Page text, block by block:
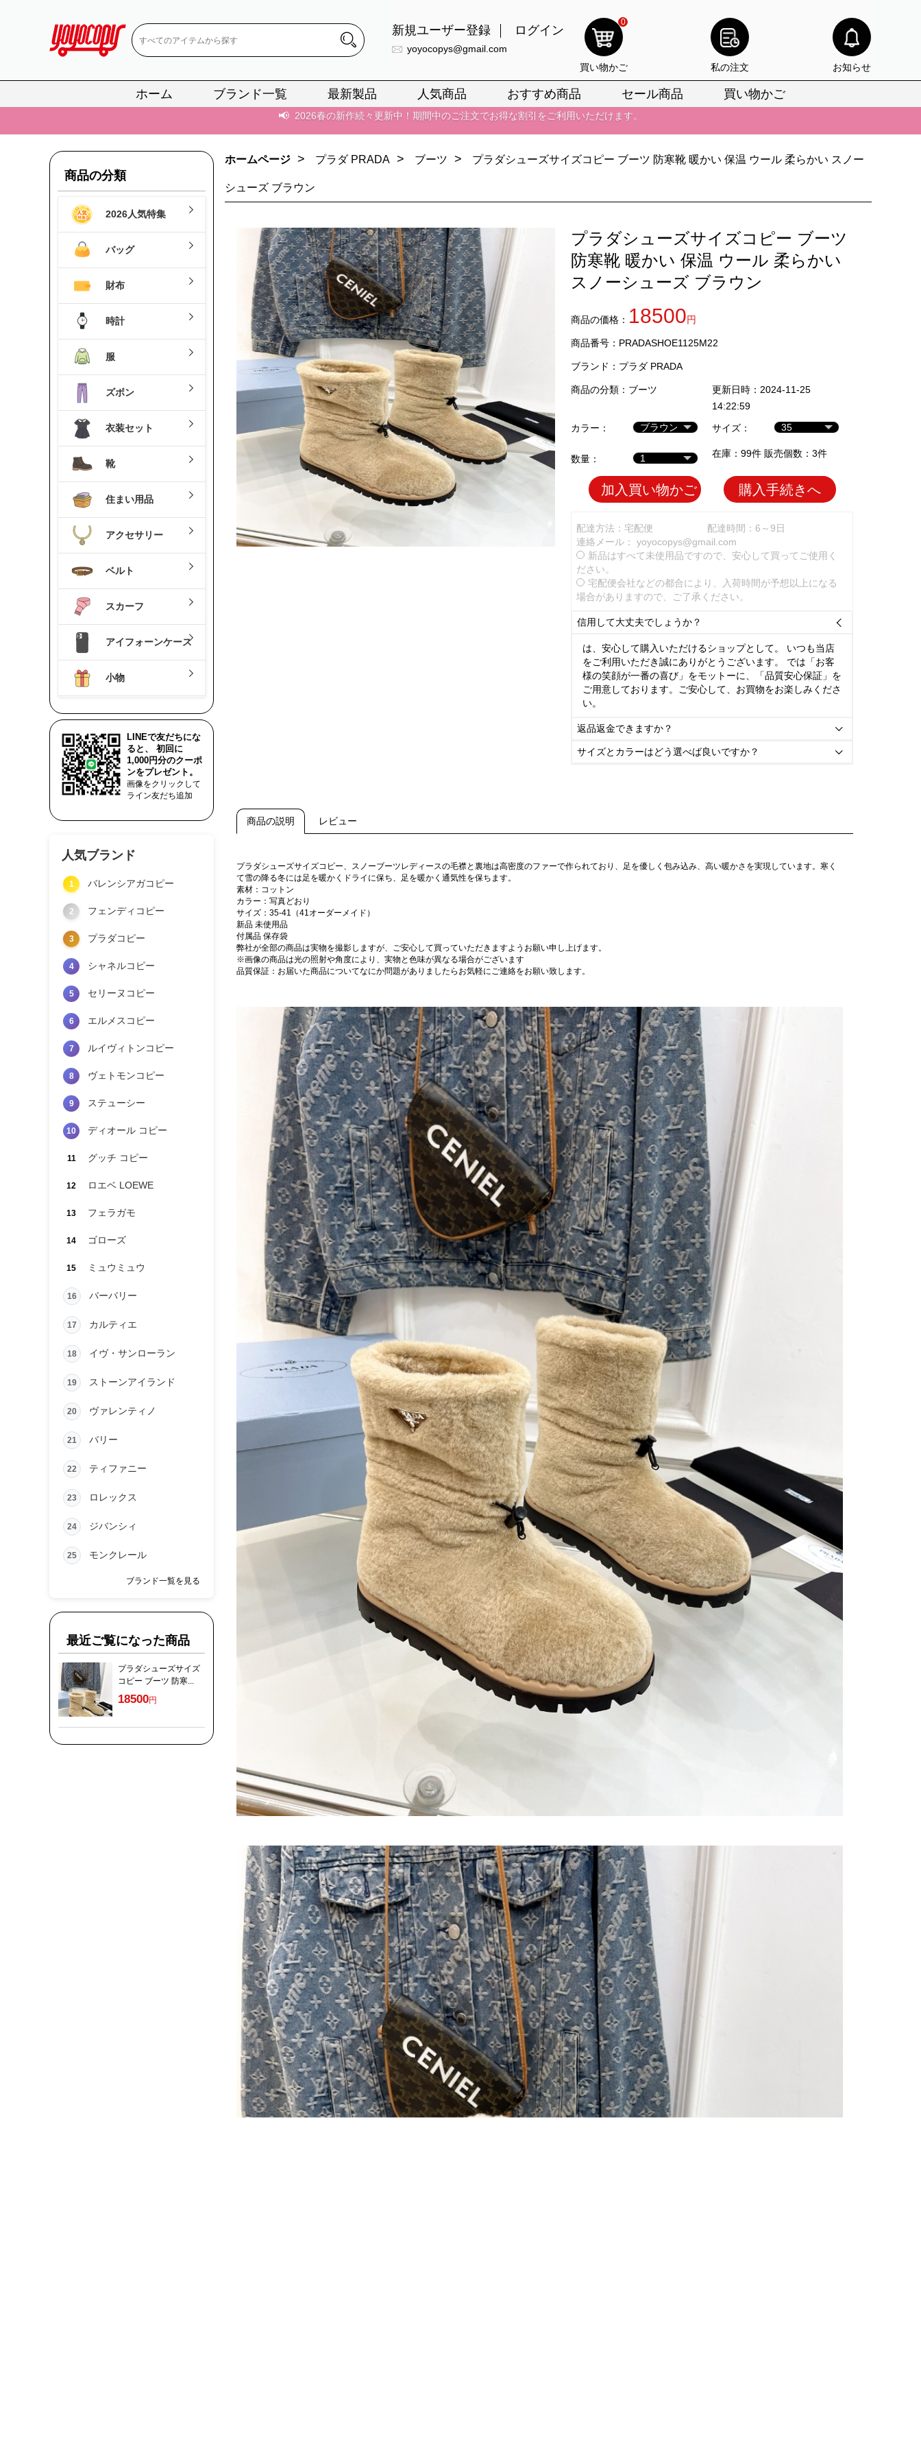
新規ユーザー登録 ログイン
yoyocopys@gmail.com
0
買い物かご 私の注文 お知らせ
ホーム ブランド一覧 最新製品 人気商品 おすすめ商品 セール商品 買い物かご
当店は正真正銘のn級スーパーコピーのみ取扱い。最高品質の再現度を安心してお選びいただけます。
📢 2026春の新作続々更新中！期間中のご注文でお得な割引をご利用いただけます。
📢 当店は正真正銘のn級スーパーコピーのみ取扱い。最高品質の再現度を安心してお選びいただけます。
📢 2026春の新作続々更新中！期間中のご注文でお得な割引をご利用いただけます。
商品の分類
2026人気特集
バッグ
財布
時計
服
ズボン
衣装セット
靴
住まい用品
アクセサリー
ベルト
スカーフ
アイフォーンケース
小物
LINEで友だちにな
ると、 初回に
1,000円分のクーポ
ンをプレゼント。
画像をクリックして
ライン友だち追加
人気ブランド
1 バレンシアガコピー
2 フェンディコピー
3 プラダコピー
4 シャネルコピー
5 セリーヌコピー
6 エルメスコピー
7 ルイヴィトンコピー
8 ヴェトモンコピー
9 ステューシー
10 ディオール コピー
11 グッチ コピー
12 ロエベ LOEWE
13 フェラガモ
14 ゴローズ
15 ミュウミュウ
16 バーバリー
17 カルティエ
18 イヴ・サンローラン
19 ストーンアイランド
20 ヴァレンティノ
21 バリー
22 ティファニー
23 ロレックス
24 ジバンシィ
25 モンクレール
ブランド一覧を見る
最近ご覧になった商品
プラダシューズサイズ
コピー ブーツ 防寒...
18500円
ホームページ > プラダ PRADA > ブーツ > プラダシューズサイズコピー ブーツ 防寒靴 暖かい 保温 ウール 柔らかい スノー
シューズ ブラウン
プラダシューズサイズコピー ブーツ
防寒靴 暖かい 保温 ウール 柔らかい
スノーシューズ ブラウン
商品の価格： 18500円
商品番号：PRADASHOE1125M22
ブランド： プラダ PRADA
商品の分類： ブーツ
更新日時：2024-11-25
14:22:59
カラー：
サイズ：
数量： 在庫：99件 販売個数：3件
加入買い物かご 購入手続きへ
配達方法：宅配便
配達時間：6～9日
連絡メール： yoyocopys@gmail.com
新品はすべて未使用品ですので、安心して買ってご使用く
ださい。
宅配便会社などの都合により、入荷時間が予想以上になる
場合がありますので、ご了承ください。
信用して大丈夫でしょうか？ 
は、安心して購入いただけるショップとして。 いつも当店
をご利用いただき誠にありがとうございます。 では「お客
様の笑顔が一番の喜び」をモットーに、「品質安心保証」を
ご用意しております。ご安心して、お買物をお楽しみくださ
い。
返品返金できますか？ 
サイズとカラーはどう選べば良いですか？ 
商品の説明 レビュー
プラダシューズサイズコピー、スノーブーツレディースの毛襟と裏地は高密度のファーで作られており、足を優しく包み込み、高い暖かさを実現しています。寒く
て雪の降る冬には足を暖かくドライに保ち、足を暖かく通気性を保ちます。
素材：コットン
カラー：写真どおり
サイズ：35-41（41オーダーメイド）
新品 未使用品
付属品 保存袋
弊社が全部の商品は実物を撮影しますが、ご安心して買っていただきますようお願い申し上げます。
※画像の商品は光の照射や角度により、実物と色味が異なる場合がございます
品質保証：お届いた商品についてなにか問題がありましたらお気軽にご連絡をお願い致します。